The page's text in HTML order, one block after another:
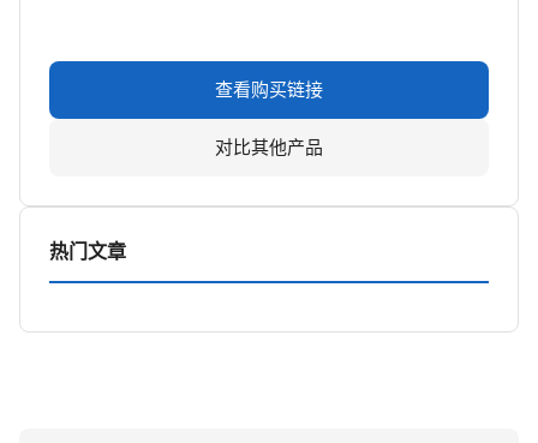
查看购买链接
对比其他产品
热门文章